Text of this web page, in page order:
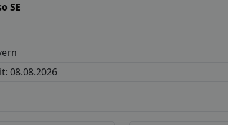
SE
08.08.2026